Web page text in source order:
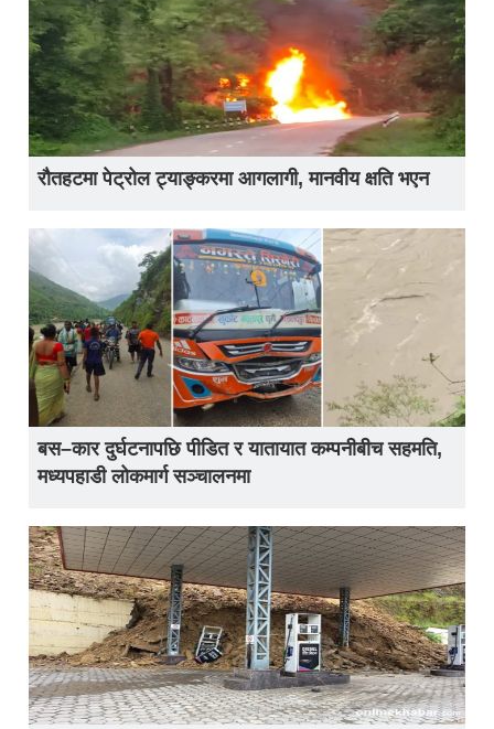
रौतहटमा पेट्रोल ट्याङ्करमा आगलागी, मानवीय क्षति भएन
बस–कार दुर्घटनापछि पीडित र यातायात कम्पनीबीच सहमति,
मध्यपहाडी लोकमार्ग सञ्चालनमा